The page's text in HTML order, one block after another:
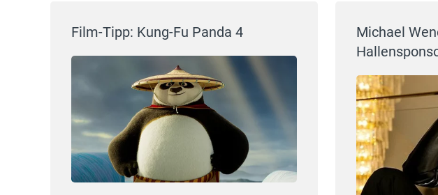
Film-Tipp: Kung-Fu Panda 4
Michael